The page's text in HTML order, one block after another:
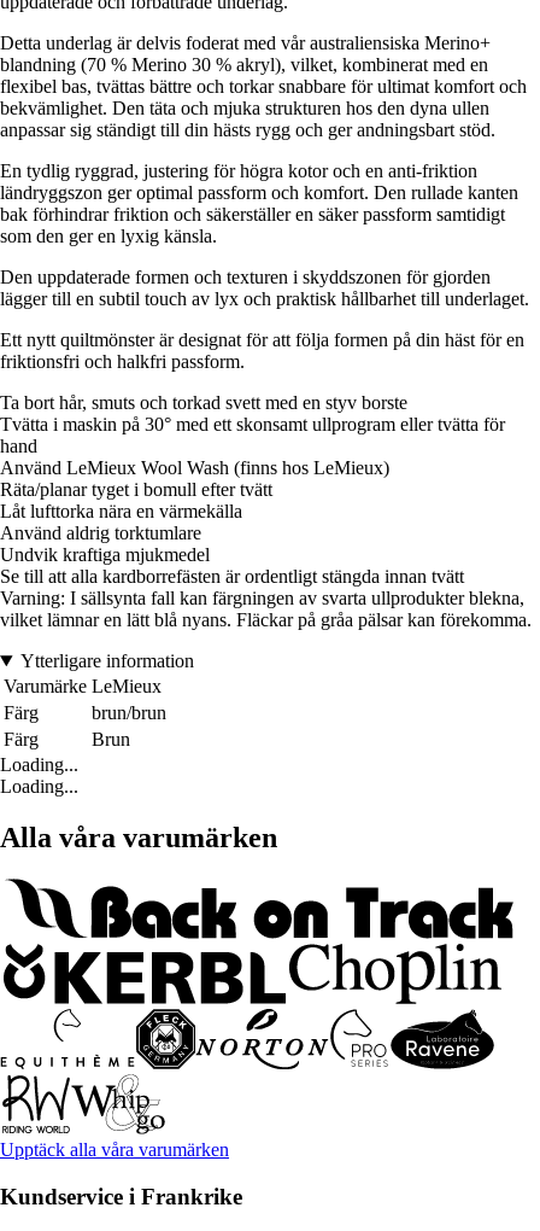
Detta underlag är delvis foderat med vår australiensiska Merino+
blandning (70 % Merino 30 % akryl), vilket, kombinerat med en
flexibel bas, tvättas bättre och torkar snabbare för ultimat komfort och
bekvämlighet. Den täta och mjuka strukturen hos den dyna ullen
anpassar sig ständigt till din hästs rygg och ger andningsbart stöd.
En tydlig ryggrad, justering för högra kotor och en anti-friktion
ländryggszon ger optimal passform och komfort. Den rullade kanten
bak förhindrar friktion och säkerställer en säker passform samtidigt
som den ger en lyxig känsla.
Den uppdaterade formen och texturen i skyddszonen för gjorden
lägger till en subtil touch av lyx och praktisk hållbarhet till underlaget.
Ett nytt quiltmönster är designat för att följa formen på din häst för en
friktionsfri och halkfri passform.
Ta bort hår, smuts och torkad svett med en styv borste
Tvätta i maskin på 30° med ett skonsamt ullprogram eller tvätta för
hand
Använd LeMieux Wool Wash (finns hos LeMieux)
Räta/planar tyget i bomull efter tvätt
Låt lufttorka nära en värmekälla
Använd aldrig torktumlare
Undvik kraftiga mjukmedel
Se till att alla kardborrefästen är ordentligt stängda innan tvätt
Varning: I sällsynta fall kan färgningen av svarta ullprodukter blekna,
vilket lämnar en lätt blå nyans. Fläckar på gråa pälsar kan förekomma.
Ytterligare information
Varumärke LeMieux
Färg
brun/brun
Färg
Brun
Loading...
Loading...
Alla våra varumärken
Upptäck alla våra varumärken
Kundservice i Frankrike